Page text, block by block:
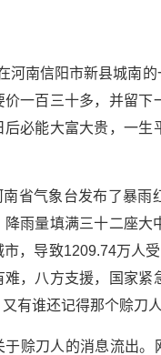
河南信阳市新县城南
一百三十多，并留
必能大富大贵，一
省气象台发布了暴
雨量填满三十二座
，导致1209.74万人
，八方支援，国家
有谁还记得那个赊刀
于赊刀人的消息流出